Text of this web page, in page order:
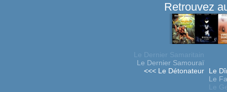
Retrouvez
Le Dernier Samaritain
Le Dernier Samouraï
<<< Le Détonateur
Le
Le
Le